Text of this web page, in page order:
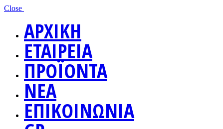
Close
ΑΡΧΙΚΗ
ΕΤΑΙΡΕΙΑ
ΠΡΟΪΟΝΤΑ
ΝΕΑ
ΕΠΙΚΟΙΝΩΝΙΑ